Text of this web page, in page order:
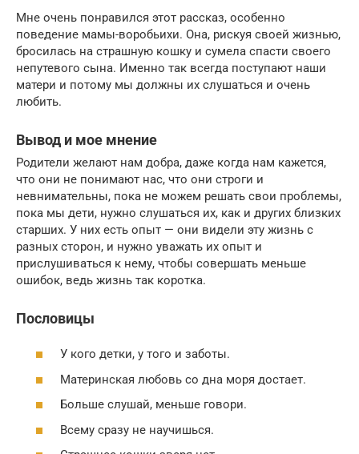
Мне очень понравился этот рассказ, особенно
поведение мамы-воробьихи. Она, рискуя своей жизнью,
бросилась на страшную кошку и сумела спасти своего
непутевого сына. Именно так всегда поступают наши
матери и потому мы должны их слушаться и очень
любить.
Вывод и мое мнение
Родители желают нам добра, даже когда нам кажется,
что они не понимают нас, что они строги и
невнимательны, пока не можем решать свои проблемы,
пока мы дети, нужно слушаться их, как и других близких
старших. У них есть опыт — они видели эту жизнь с
разных сторон, и нужно уважать их опыт и
прислушиваться к нему, чтобы совершать меньше
ошибок, ведь жизнь так коротка.
Пословицы
У кого детки, у того и заботы.
Материнская любовь со дна моря достает.
Больше слушай, меньше говори.
Всему сразу не научишься.